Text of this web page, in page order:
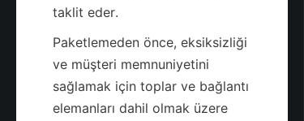
Paketlemeden önce, eksiksizliği
ve müşteri memnuniyetini
sağlamak için toplar ve bağlantı
elemanları dahil olmak üzere